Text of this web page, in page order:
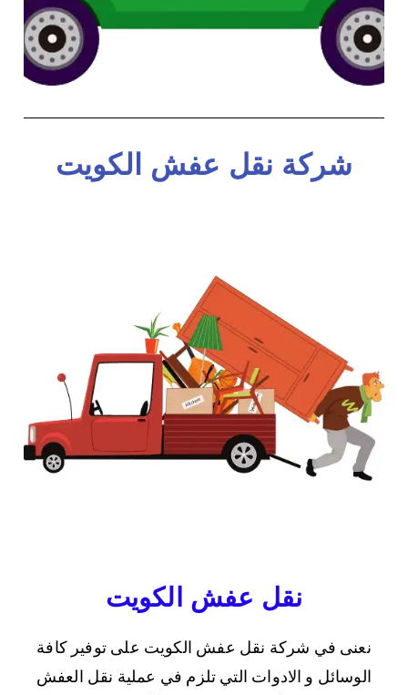
شركة نقل عفش الكويت
نقل عفش الكويت
نعنى في شركة نقل عفش الكويت على توفير كافة
الوسائل و الادوات التي تلزم في عملية نقل العفش